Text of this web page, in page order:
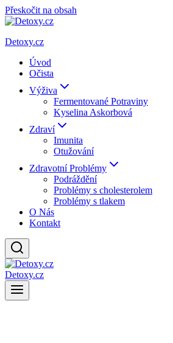
Přeskočit na obsah
Detoxy.cz
Úvod
Očista
Výživa
Fermentované Potraviny
Kyselina Askorbová
Zdraví
Imunita
Otužování
Zdravotní Problémy
Podráždění
Problémy s cholesterolem
Problémy s tlakem
O Nás
Kontakt
Detoxy.cz